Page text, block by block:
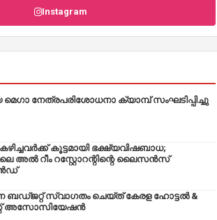
Instagram
നേത്രപരിശോധനാ ക്യാമ്പ് സംഘടിപ്പിച്ചു
കഴിച്ചവർക്ക് കൂട്ടമായി ഭക്ഷ്യവിഷബാധ;
അൽ റീം റസ്റ്റോറന്റിന്റെ ലൈസൻസ്
ബഡ്‌ജറ്റ് സ്വാഗതം ചെയ്ത് കേരള ഹോട്ടൽ &
അസോസിയേഷൻ